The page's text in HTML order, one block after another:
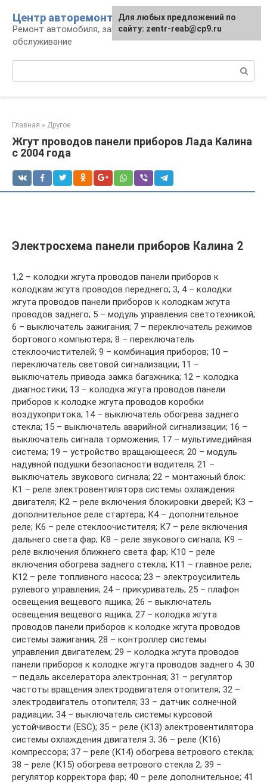
контенту
Центр авторемонта
Ремонт автомобиля, запчасти и
обслуживание
Главная » Другое
Жгут проводов панели приборов Лада Калина
с 2004 года
Электросхема панели приборов Калина 2
1,2 – колодки жгута проводов панели приборов к
колодкам жгута проводов переднего; 3, 4 – колодки
жгута проводов панели приборов к колодкам жгута
проводов заднего; 5 – модуль управления светотехникой;
6 – выключатель зажигания; 7 – переключатель режимов
бортового компьютера; 8 – переключатель
стеклоочистителей; 9 – комбинация приборов; 10 –
переключатель световой сигнализации; 11 –
выключатель привода замка багажника; 12 – колодка
диагностики; 13 – колодка жгута проводов панели
приборов к колодке жгута проводов коробки
воздухопритока; 14 – выключатель обогрева заднего
стекла; 15 – выключатель аварийной сигнализации; 16 –
выключатель сигнала торможения; 17 – мультимедийная
система; 19 – устройство вращающееся; 20 – модуль
надувной подушки безопасности водителя; 21 –
выключатель звукового сигнала; 22 – монтажный блок:
К1 – реле электровентилятора системы охлаждения
двигателя; К2 – реле включения блокировки дверей; К3 –
дополнительное реле стартера; К4 – дополнительное
реле; К6 – реле стеклоочистителя; К7 – реле включения
дальнего света фар; К8 – реле звукового сигнала; К9 –
реле включения ближнего света фар; К10 – реле
включения обогрева заднего стекла; К11 – главное реле;
К12 – реле топливного насоса; 23 – электроусилитель
рулевого управления; 24 – прикуриватель; 25 – плафон
освещения вещевого ящика; 26 – выключатель
освещения вещевого ящика; 27 – колодка жгута
проводов панели приборов к колодке жгута проводов
системы зажигания; 28 – контроллер системы
управления двигателем; 29 – колодка жгута проводов
панели приборов к колодке жгута проводов заднего 4; 30
– педаль акселератора электронная; 31 – регулятор
частоты вращения электродвигателя отопителя; 32 –
электродвигатель отопителя; 33 – датчик солнечной
радиации; 34 – выключатель системы курсовой
устойчивости (ESC); 35 – реле (К13) электровентилятора
системы охлаждения двигателя 3; 36 – реле (К16)
компрессора; 37 – реле (К14) обогрева ветрового стекла;
38 – реле (К15) обогрева ветрового стекла 2; 39 –
регулятор корректора фар; 40 – реле дополнительное; 41
Для любых предложений по
сайту: zentr-reab@cp9.ru